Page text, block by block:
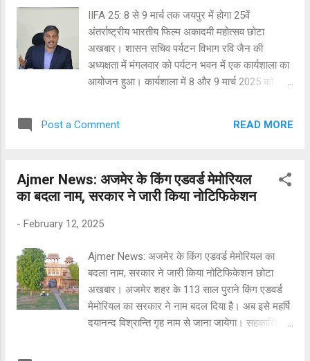
संबंध में चेतावनी बोर्ड लगवाना सुनिश्चित करें और सोशल
मीडिया के माध्यम से भी अधिक से अधिक लोगों को
जागरूक किया जाए। उन्होंने कहा कि युवा पीढ़ी को नशे से
दूर रखने के लिए नारकोटिक्स कंट्रोल ब्यूरो (एनसीबी),
पुलिस, परिवहन, सामाजिक न्याय एवं अधिकारिता विभाग
सहित सभी संबंधित विभाग और एज...
IIFA 25: 8 से 9 मार्च तक जयपुर में होगा 25वें
अंतर्राष्ट्रीय भारतीय फिल्म अकादमी महोत्सव छोटा
अखबार। शासन सचिव पर्यटन विभाग रवि जैन की
अध्यक्षता में मंगलवार को पर्यटन भवन में एक कार्यशाला का
आयोजन हुआ। कार्यशाला में 8 और 9 मार्च 2025 को
समारोह के सुचारू आयोजन के लिए विभिन्न विभागों के साथ
राजस्थान पर्यटन को विश्व में पहचान मिलेगी। IIFA 25 का
आयोजन राजस्थान पर्यटन विभाग के सहयोग से आयोजित
कला और संस्कृति की वैश्विक स्तर पर भव्य ब्रांडिंग होने
का अवसर है। शासन सचिव ने बताया कि इससे पूर्व भी
राजस्थान में जी 20, राईजिंग राजस्थान जैसे बड़े
कार्यक्रम शानदार तरीके से आयोजित हो चुके हैं। इसी तर्ज
पर हम इस आयोजन को राजस्थान की पर्यटन ब्रांडिंग के
अवसर के रूप में लेते हुए इसके लिए सभी तरह की चाक
चौबंद व्यवस्थाएं कर रहें हैं। इसके लिए प्रशासन, प...
Post a Comment READ MORE
Ajmer News: अजमेर के किंग एडवर्ड मेमोरियल
का बदला नाम, सरकार ने जारी किया नोटिफिकेशन
- February 12, 2025
Ajmer News: अजमेर के किंग एडवर्ड मेमोरियल का
बदला नाम, सरकार ने जारी किया नोटिफिकेशन छोटा
अखबार। अजमेर शहर के 113 साल पुराने किंग एडवर्ड
मेमोरियल का सरकार ने नाम बदल दिया है। अब इसे महर्षि
दयानन्द विश्रान्ति गृह नाम से जाना जायेगा। सहकारिता